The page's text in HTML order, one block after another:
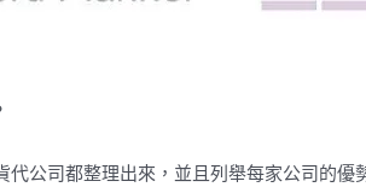
公司都整理出來，並且列舉每家公司的優